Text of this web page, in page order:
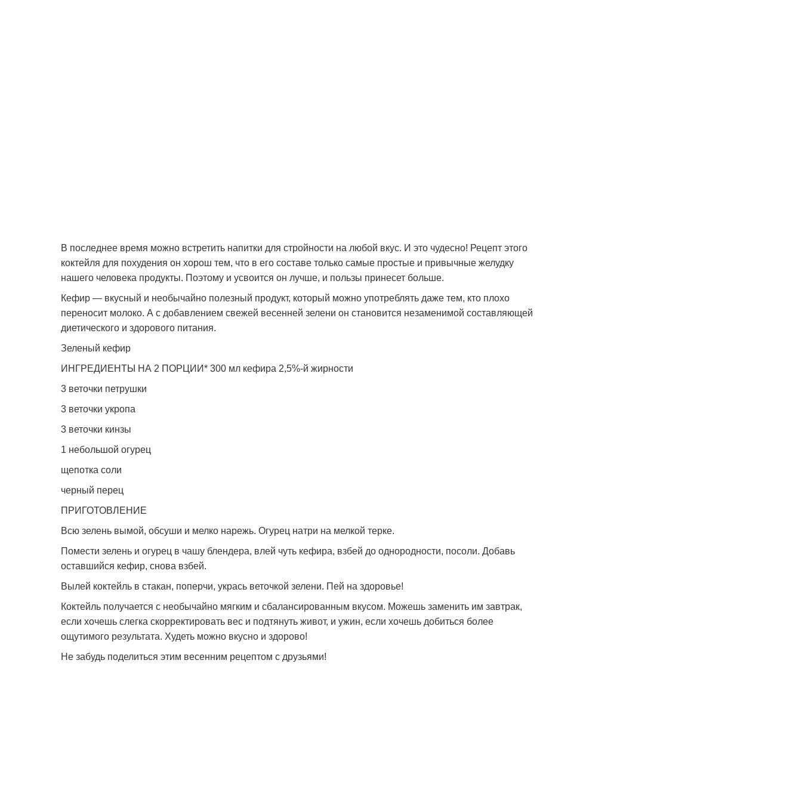
В последнее время можно встретить напитки для стройности на любой вкус. И это чудесно! Рецепт этого
коктейля для похудения он хорош тем, что в его составе только самые простые и привычные желудку
нашего человека продукты. Поэтому и усвоится он лучше, и пользы принесет больше.
Кефир — вкусный и необычайно полезный продукт, который можно употреблять даже тем, кто плохо
переносит молоко. А с добавлением свежей весенней зелени он становится незаменимой составляющей
диетического и здорового питания.
Зеленый кефир
ИНГРЕДИЕНТЫ НА 2 ПОРЦИИ* 300 мл кефира 2,5%-й жирности
3 веточки петрушки
3 веточки укропа
3 веточки кинзы
1 небольшой огурец
щепотка соли
черный перец
ПРИГОТОВЛЕНИЕ
Всю зелень вымой, обсуши и мелко нарежь. Огурец натри на мелкой терке.
Помести зелень и огурец в чашу блендера, влей чуть кефира, взбей до однородности, посоли. Добавь
оставшийся кефир, снова взбей.
Вылей коктейль в стакан, поперчи, укрась веточкой зелени. Пей на здоровье!
Коктейль получается с необычайно мягким и сбалансированным вкусом. Можешь заменить им завтрак,
если хочешь слегка скорректировать вес и подтянуть живот, и ужин, если хочешь добиться более
ощутимого результата. Худеть можно вкусно и здорово!
Не забудь поделиться этим весенним рецептом с друзьями!